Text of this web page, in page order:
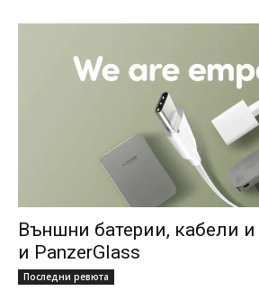
Външни батерии, кабели
и PanzerGlass
Последни ревюта